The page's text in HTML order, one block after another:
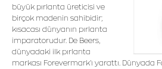
büyük pırlanta üreticisi ve
birçok madenin sahibidir;
kısacası dünyanın pırlanta
imparatorudur. De Beers,
dünyadaki ilk pırlanta
markası Forevermark'ı yarattı. Dünyada